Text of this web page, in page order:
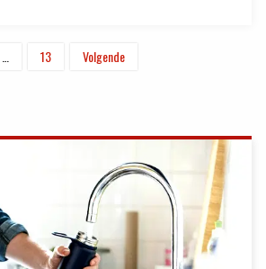
13 Volgende